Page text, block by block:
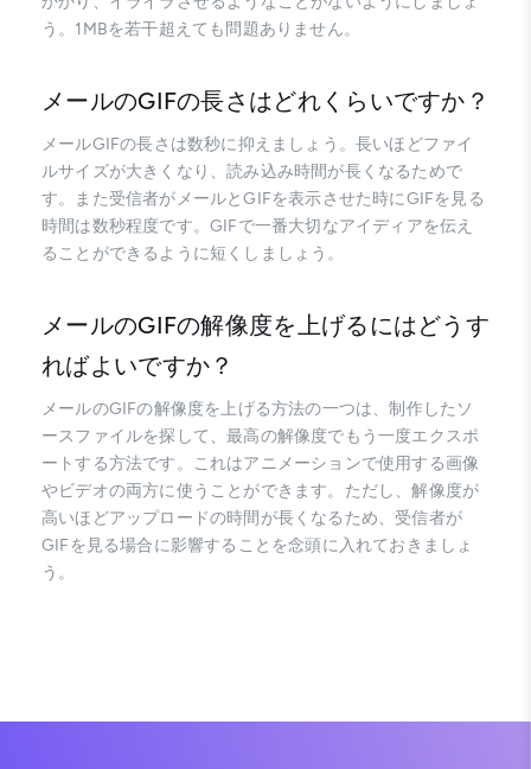
う。1MBを若干超えても問題ありません。
メールのGIFの長さはどれくらいですか？
メールGIFの長さは数秒に抑えましょう。長いほどファイ
ルサイズが大きくなり、読み込み時間が長くなるためで
す。また受信者がメールとGIFを表示させた時にGIFを見る
時間は数秒程度です。GIFで一番大切なアイディアを伝え
ることができるように短くしましょう。
メールのGIFの解像度を上げるにはどうす
ればよいですか？
メールのGIFの解像度を上げる方法の一つは、制作したソ
ースファイルを探して、最高の解像度でもう一度エクスポ
ートする方法です。これはアニメーションで使用する画像
やビデオの両方に使うことができます。ただし、解像度が
高いほどアップロードの時間が長くなるため、受信者が
GIFを見る場合に影響することを念頭に入れておきましょ
う。